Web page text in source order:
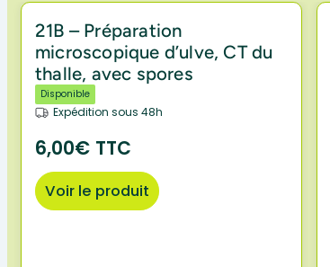
21B – Préparation
microscopique d’ulve, CT du
thalle, avec spores
Disponible
Expédition sous 48h
6,00€ TTC
Voir le produit